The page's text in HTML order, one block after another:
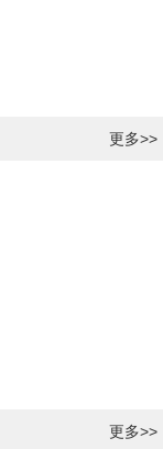
更多>>
更多>>